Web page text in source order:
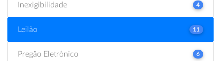
Inexigibilidade 4
Leilão 11
Pregão Eletrônico 6